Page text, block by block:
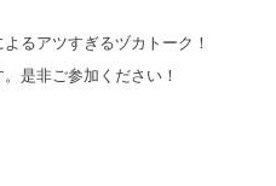
るアツすぎるヅカトーク！
是非ご参加ください！